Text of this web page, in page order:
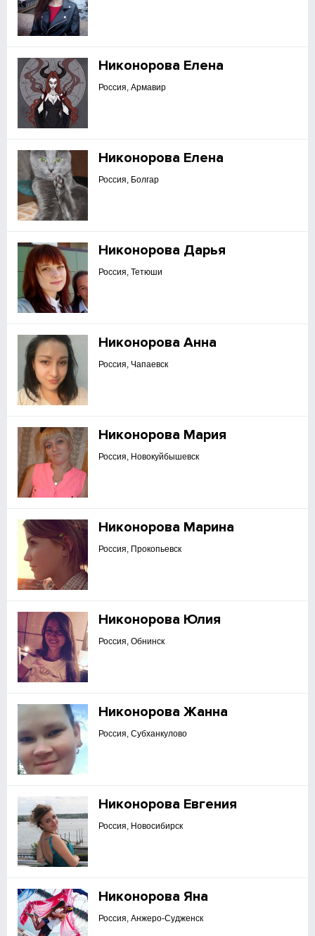
Никонорова Елена
Россия, Армавир
Никонорова Елена
Россия, Болгар
Никонорова Дарья
Россия, Тетюши
Никонорова Анна
Россия, Чапаевск
Никонорова Мария
Россия, Новокуйбышевск
Никонорова Марина
Россия, Прокопьевск
Никонорова Юлия
Россия, Обнинск
Никонорова Жанна
Россия, Субханкулово
Никонорова Евгения
Россия, Новосибирск
Никонорова Яна
Россия, Анжеро-Судженск